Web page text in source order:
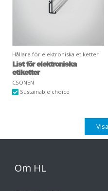
Hållare för elektroniska etiketter
List för elektroniska
etiketter
CSONEN
Sustainable choice
Om HL